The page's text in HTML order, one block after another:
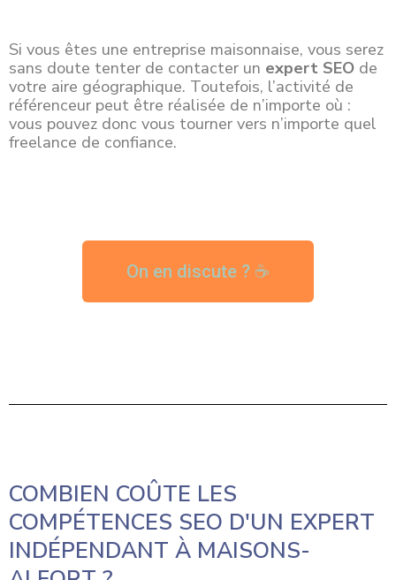
Si vous êtes une entreprise maisonnaise, vous serez
sans doute tenter de contacter un expert SEO de
votre aire géographique. Toutefois, l’activité de
référenceur peut être réalisée de n’importe où :
vous pouvez donc vous tourner vers n’importe quel
freelance de confiance.
On en discute ? ☕
COMBIEN COÛTE LES
COMPÉTENCES SEO D'UN EXPERT
INDÉPENDANT À MAISONS-